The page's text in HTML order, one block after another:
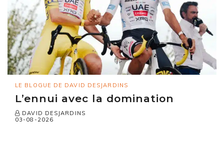
LE BLOGUE DE DAVID DESJARDINS
L’ennui avec la domination
DAVID DESJARDINS
03-08-2026